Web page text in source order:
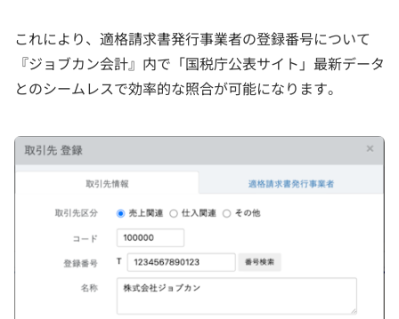
これにより、適格請求書発行事業者の登録番号について
『ジョブカン会計』内で「国税庁公表サイト」最新データ
とのシームレスで効率的な照合が可能になります。